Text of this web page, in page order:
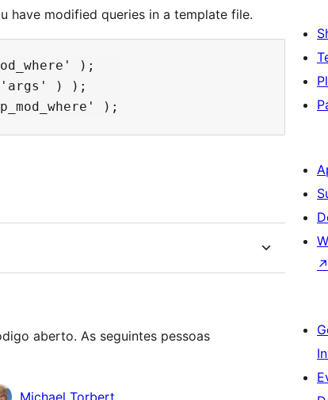
have modified queries in a template file.
);
'args' ) );
aberto. As seguintes pessoas
↗